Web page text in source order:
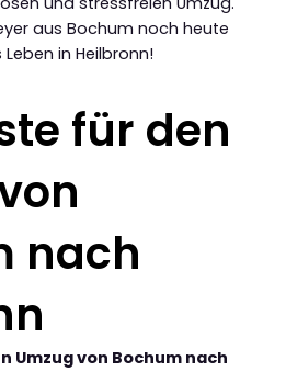
aus Bochum noch heute
in Heilbronn!
für den
nach
Umzug von Bochum nach